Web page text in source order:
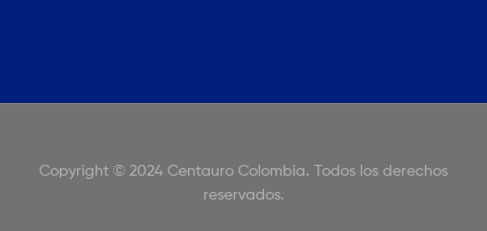
Copyright © 2024 Centauro Colombia. Todos los derechos
reservados.